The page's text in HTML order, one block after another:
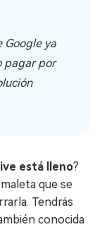
Google ya
pagar por
está lleno?
que se
Tendrás
conocida